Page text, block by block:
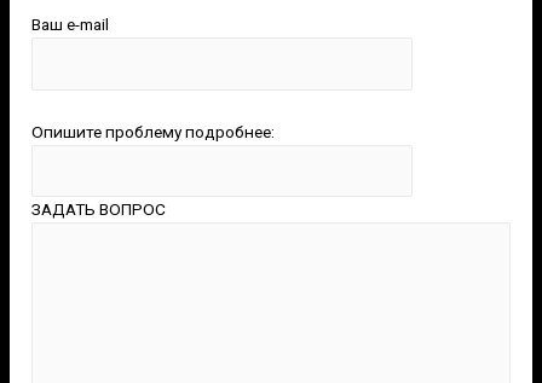
Ваш e-mail
Опишите проблему подробнее:
ЗАДАТЬ ВОПРОС